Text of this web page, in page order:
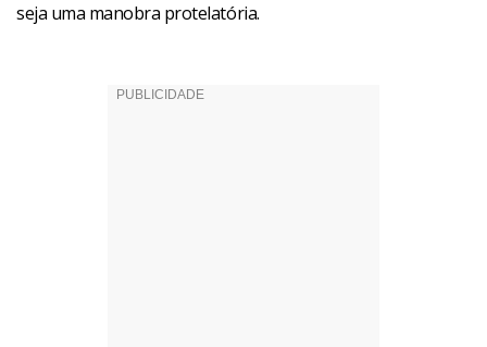
seja uma manobra protelatória.